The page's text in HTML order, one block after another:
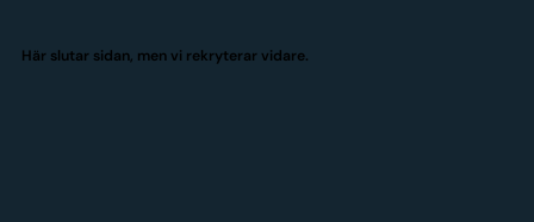
Här slutar sidan, men vi rekryterar vidare.